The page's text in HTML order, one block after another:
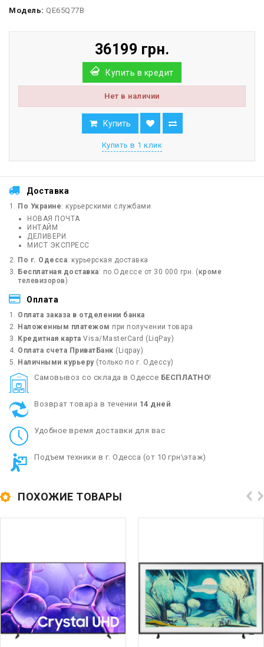
Модель: QE65Q77B
36199 грн.
Купить в кредит
Нет в наличии
Купить
Купить в 1 клик
Доставка
По Украине: курьерскими службами
НОВАЯ ПОЧТА
ИНТАЙМ
ДЕЛИВЕРИ
МИСТ ЭКСПРЕСС
По г. Одесса: курьерская доставка
Бесплатная доставка: по Одессе от 30 000 грн. (кроме
телевизоров)
Оплата
Оплата заказа в отделении банка
Наложенным платежом при получении товара
Кредитная карта Visa/MasterCard (LiqPay)
Оплата счета ПриватБанк (Liqpay)
Наличными курьеру(только по г. Одессу)
Cамовывоз со склада в Одессе БЕСПЛАТНО!
Возврат товара в течении 14 дней
Удобное время доставки для вас
Подъем техники в г. Одесса (от 10 грн\этаж)
ПОХОЖИЕ ТОВАРЫ